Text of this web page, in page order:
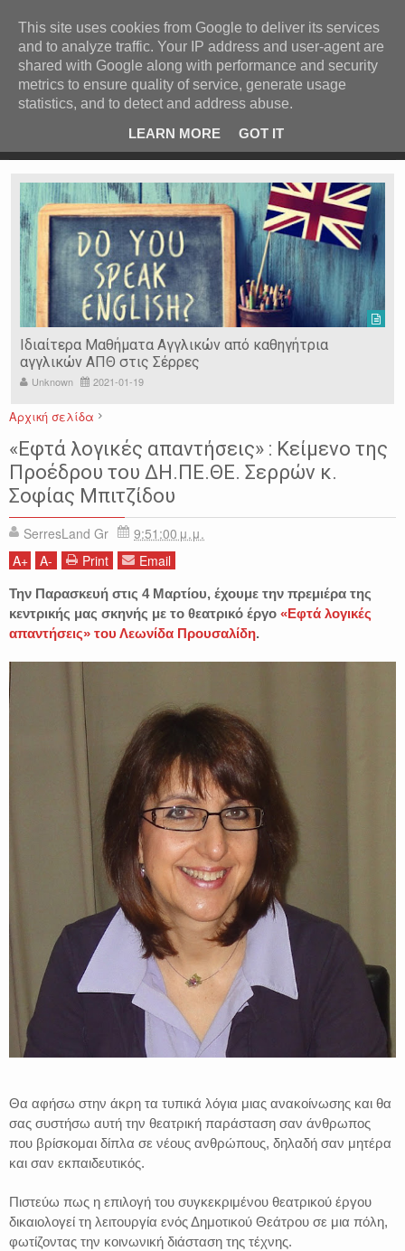
Ιερόσυλοι έκλεψαν τάματα από Ιερό Ναό στις Σέρρες
Ιδιαίτερα Μαθήματα Αγγλικών από καθηγήτρια
αγγλικών ΑΠΘ στις Σέρρες
Unknown 2021-01-19
Αρχική σελίδα
ΔΗΠΕΘΕ ΣΕΡΡΩΝ
ΕΚΔΗΛΩΣΕΙΣ
ΕΦΤΑ ΛΟΓΙΚΕΣ ΑΠΑΝΤΗΣΕΙΣ
ΣΕΡΡΕΣ
ΣΟΦΙΑ ΜΠΙΤΖΙΔΟΥ
«Εφτά λογικές απαντήσεις» : Κείμενο της
Προέδρου του ΔΗ.ΠΕ.ΘΕ. Σερρών κ.
Σοφίας Μπιτζίδου
SerresLand Gr
9:51:00 μ.μ.
A+ A- Print Email
Την Παρασκευή στις 4 Μαρτίου, έχουμε την πρεμιέρα της
κεντρικής μας σκηνής με το θεατρικό έργο «Εφτά λογικές
απαντήσεις» του Λεωνίδα Προυσαλίδη.
Θα αφήσω στην άκρη τα τυπικά λόγια μιας ανακοίνωσης και θα
σας συστήσω αυτή την θεατρική παράσταση σαν άνθρωπος
που βρίσκομαι δίπλα σε νέους ανθρώπους, δηλαδή σαν μητέρα
και σαν εκπαιδευτικός.
Πιστεύω πως η επιλογή του συγκεκριμένου θεατρικού έργου
δικαιολογεί τη λειτουργία ενός Δημοτικού Θεάτρου σε μια πόλη,
φωτίζοντας την κοινωνική διάσταση της τέχνης.
ΚΕΝΤΡΙΚΗ ΑΝΑ ΚΑΤΗΓΟΡΙΑ
ΕΙΔΗΣΕΙΣ ΑΝΑ ΠΕΡΙΟΧΗ
ΠΡΟΣΦΑΤΑ ΝΕΑ
Ν. ΣΕΡΡΩΝ Η ΓΗ ΜΑΣ
ΤΥΧΑΙΕΣ ΑΝΑΡΤΗΣΕΙΣ/ΑΡΘΡΑ
Serres Racing Circuit
Panserraikos FC
Ikaroi B.C.
This site uses cookies from Google to deliver its services
and to analyze traffic. Your IP address and user-agent are
shared with Google along with performance and security
metrics to ensure quality of service, generate usage
statistics, and to detect and address abuse.
LEARN MORE
GOT IT